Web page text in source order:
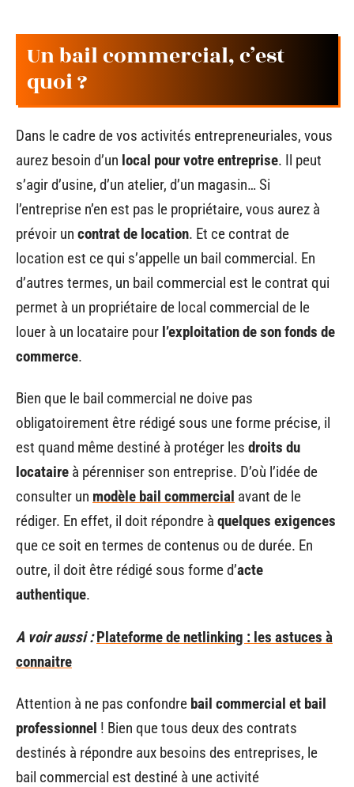
Un bail commercial, c’est
quoi ?
Dans le cadre de vos activités entrepreneuriales, vous
aurez besoin d’un local pour votre entreprise. Il peut
s’agir d’usine, d’un atelier, d’un magasin… Si
l’entreprise n’en est pas le propriétaire, vous aurez à
prévoir un contrat de location. Et ce contrat de
location est ce qui s’appelle un bail commercial. En
d’autres termes, un bail commercial est le contrat qui
permet à un propriétaire de local commercial de le
louer à un locataire pour l’exploitation de son fonds de
commerce.
Bien que le bail commercial ne doive pas
obligatoirement être rédigé sous une forme précise, il
est quand même destiné à protéger les droits du
locataire à pérenniser son entreprise. D’où l’idée de
consulter un modèle bail commercial avant de le
rédiger. En effet, il doit répondre à quelques exigences
que ce soit en termes de contenus ou de durée. En
outre, il doit être rédigé sous forme d’acte
authentique.
A voir aussi : Plateforme de netlinking : les astuces à
connaitre
Attention à ne pas confondre bail commercial et bail
professionnel ! Bien que tous deux des contrats
destinés à répondre aux besoins des entreprises, le
bail commercial est destiné à une activité